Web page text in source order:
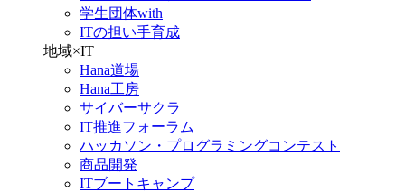
学生団体with
ITの担い手育成
地域×IT
Hana道場
Hana工房
サイバーサクラ
IT推進フォーラム
ハッカソン・プログラミングコンテスト
商品開発
ITブートキャンプ